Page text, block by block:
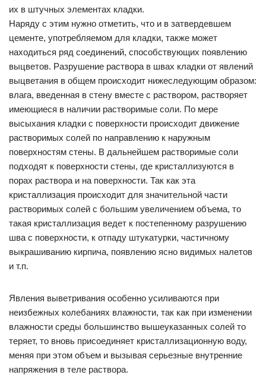
их в штучных элементах кладки.
Наряду с этим нужно отметить, что и в затвердевшем
цементе, употребляемом для кладки, также может
находиться ряд соединений, способствующих появлению
выцветов. Разрушение раствора в швах кладки от явлений
выцветания в общем происходит нижеследующим образом:
влага, введенная в стену вместе с раствором, растворяет
имеющиеся в наличии растворимые соли. По мере
высыхания кладки с поверхности происходит движение
растворимых солей по направлению к наружным
поверхностям стены. В дальнейшем растворимые соли
подходят к поверхности стены, где кристаллизуются в
порах раствора и на поверхности. Так как эта
кристаллизация происходит для значительной части
растворимых солей с большим увеличением объема, то
такая кристаллизация ведет к постепенному разрушению
шва с поверхности, к отпаду штукатурки, частичному
выкрашиванию кирпича, появлению ясно видимых налетов
и т.п.
Явления выветривания особенно усиливаются при
неизбежных колебаниях влажности, так как при изменении
влажности среды большинство вышеуказанных солей то
теряет, то вновь присоединяет кристаллизационную воду,
меняя при этом объем и вызывая серьезные внутренние
напряжения в теле раствора.